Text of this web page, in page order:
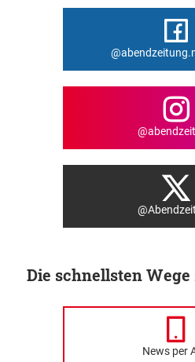
Die schnellsten
News per